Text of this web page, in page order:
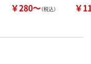
￥280～（税込） ￥